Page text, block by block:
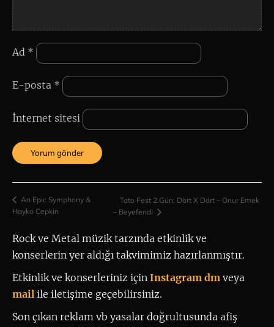
Ad *
E-posta *
İnternet sitesi
An Epic Symphony &
Hayko Cepkin
Tato Fest 2.Gün: Dört X Dört – Onur Emek
– Beyefendi
Rock ve Metal müzik tarzında etkinlik ve
konserlerin yer aldığı takvimimiz hazırlanmıştır.
Etkinlik ve konserleriniz için Instagram dm
mail ile iletişime geçebilirsiniz.
Son çıkan reklam vb yasalar doğrultusunda afiş